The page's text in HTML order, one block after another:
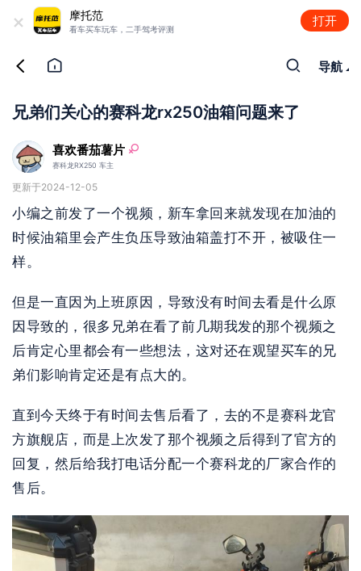
+ 摩托范
看车买车玩车，二手驾考评测
打开
导航
兄弟们关心的赛科龙rx250油箱问题来了
喜欢番茄薯片
赛科龙RX250 车主
更新于2024-12-05
小编之前发了一个视频，新车拿回来就发现在加油的
时候油箱里会产生负压导致油箱盖打不开，被吸住一
样。
但是一直因为上班原因，导致没有时间去看是什么原
因导致的，很多兄弟在看了前几期我发的那个视频之
后肯定心里都会有一些想法，这对还在观望买车的兄
弟们影响肯定还是有点大的。
直到今天终于有时间去售后看了，去的不是赛科龙官
方旗舰店，而是上次发了那个视频之后得到了官方的
回复，然后给我打电话分配一个赛科龙的厂家合作的
售后。